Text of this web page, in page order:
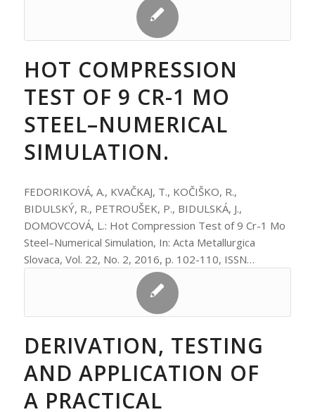
HOT COMPRESSION
TEST OF 9 CR-1 MO
STEEL–NUMERICAL
SIMULATION.
FEDORIKOVÁ, A., KVAČKAJ, T., KOČIŠKO, R.,
BIDULSKÝ, R., PETROUŠEK, P., BIDULSKÁ, J.,
DOMOVCOVÁ, L.: Hot Compression Test of 9 Cr-1 Mo
Steel–Numerical Simulation, In: Acta Metallurgica
Slovaca, Vol. 22, No. 2, 2016, p. 102-110, ISSN…
DERIVATION, TESTING
AND APPLICATION OF
A PRACTICAL